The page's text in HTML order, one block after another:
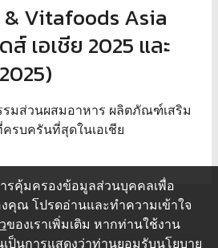
& Vitafoods Asia
เอเชีย 2025 และ
มส่วนผสมอาหาร ผลิตภัณฑ์เสริม
รบครันที่สุดในเอเชีย
ารคุ้มครองข้อมูลส่วนบุคคลเพื่อ
ณ โปรดอ่านและทำความเข้าใจ
ของเราเพิ่มเติม หากท่านใช้งาน
เป็นการแสดงว่าท่านยอมรับนโยบาย